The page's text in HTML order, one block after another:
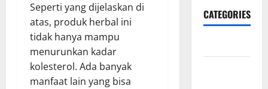
Seperti yang dijelaskan di
atas, produk herbal ini
tidak hanya mampu
menurunkan kadar
kolesterol. Ada banyak
manfaat lain yang bisa
CATEGORIES